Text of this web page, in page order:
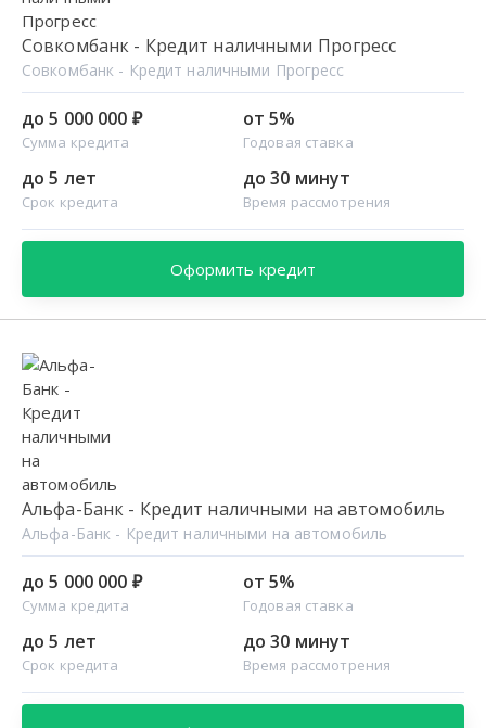
Совкомбанк - Кредит наличными Прогресс
Совкомбанк - Кредит наличными Прогресс
до 5 000 000 ₽
Сумма кредита
от 5%
Годовая ставка
до 5 лет
Срок кредита
до 30 минут
Время рассмотрения
Оформить кредит
Альфа-Банк - Кредит наличными на автомобиль
Альфа-Банк - Кредит наличными на автомобиль
до 5 000 000 ₽
Сумма кредита
от 5%
Годовая ставка
до 5 лет
Срок кредита
до 30 минут
Время рассмотрения